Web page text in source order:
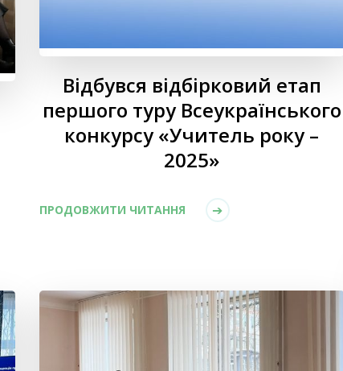
Відбувся відбірковий етап
першого туру Всеукраїнського
конкурсу «Учитель року –
2025»
ПРОДОВЖИТИ ЧИТАННЯ